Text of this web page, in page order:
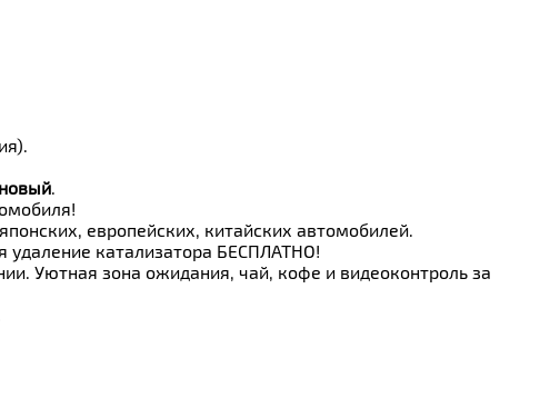
.
европейских, китайских автомобилей.
катализатора БЕСПЛАТНО!
Уютная зона ожидания, чай, кофе и видеоконтроль за